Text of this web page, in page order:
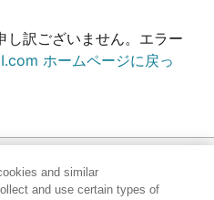
し訳ございません。エラー
ホームページに戻っ
and similar
and use certain types of